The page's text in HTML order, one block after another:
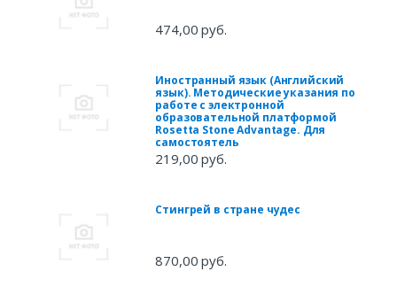
474,00 руб.
Иностранный язык (Английский
язык). Методические указания по
работе с электронной
образовательной платформой
Rosetta Stone Advantage. Для
самостоятель
219,00 руб.
Стингрей в стране чудес
870,00 руб.